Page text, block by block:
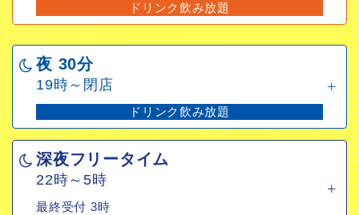
夜 30分
19時～閉店
深夜フリータイム
22時～5時
最終受付 3時
ドリンク飲み放題
夜 30分
19時～閉店
ドリンク飲み放題
深夜フリータイム
22時～5時
最終受付 3時